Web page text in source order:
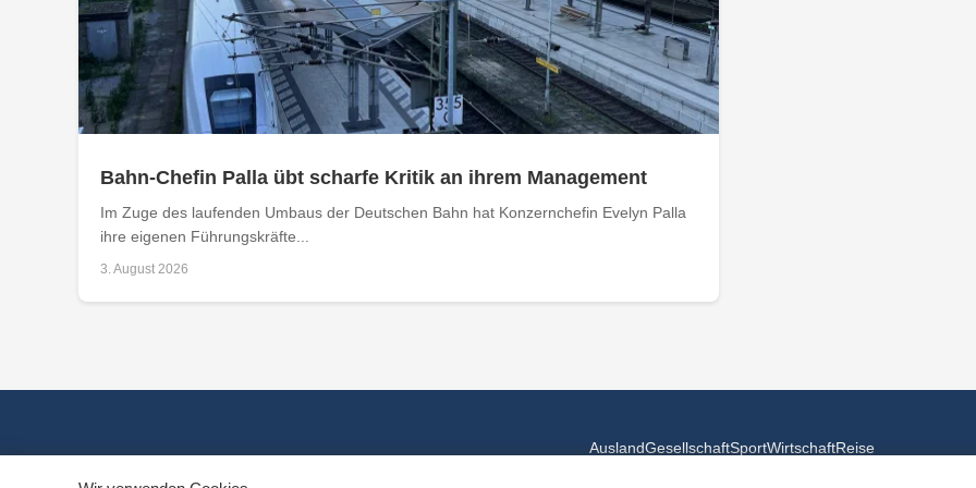
Bahn-Chefin Palla übt scharfe Kritik an ihrem Management
Im Zuge des laufenden Umbaus der Deutschen Bahn hat Konzernchefin Evelyn Palla
ihre eigenen Führungskräfte...
3. August 2026
AuslandGesellschaftSportWirtschaftReise